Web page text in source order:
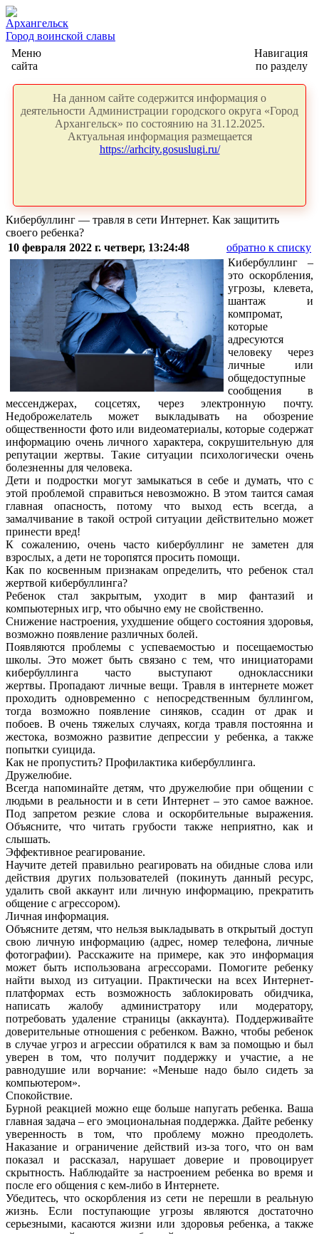
Архангельск
Город воинской славы
Меню
сайта
Навигация
по разделу
На данном сайте содержится информация о
деятельности Администрации городского округа «Город
Архангельск» по состоянию на 31.12.2025.
Актуальная информация размещается
https://arhcity.gosuslugi.ru/
Кибербуллинг — травля в сети Интернет. Как защитить
своего ребенка?
10 февраля 2022 г. четверг, 13:24:48
обратно к списку
Кибербуллинг –
это оскорбления,
угрозы, клевета,
шантаж и
компромат,
которые
адресуются
человеку через
личные или
общедоступные
сообщения в
мессенджерах, соцсетях, через электронную почту.
Недоброжелатель может выкладывать на обозрение
общественности фото или видеоматериалы, которые содержат
информацию очень личного характера, сокрушительную для
репутации жертвы. Такие ситуации психологически очень
болезненны для человека.
Дети и подростки могут замыкаться в себе и думать, что с
этой проблемой справиться невозможно. В этом таится самая
главная опасность, потому что выход есть всегда, а
замалчивание в такой острой ситуации действительно может
принести вред!
К сожалению, очень часто кибербуллинг не заметен для
взрослых, а дети не торопятся просить помощи.
Как по косвенным признакам определить, что ребенок стал
жертвой кибербуллинга?
Ребенок стал закрытым, уходит в мир фантазий и
компьютерных игр, что обычно ему не свойственно.
Снижение настроения, ухудшение общего состояния здоровья,
возможно появление различных болей.
Появляются проблемы с успеваемостью и посещаемостью
школы. Это может быть связано с тем, что инициаторами
кибербуллинга часто выступают одноклассники
жертвы.Пропадают личные вещи. Травля в интернете может
проходить одновременно с непосредственным буллингом,
тогда возможно появление синяков, ссадин от драк и
побоев. В очень тяжелых случаях, когда травля постоянна и
жестока, возможно развитие депрессии у ребенка, а также
попытки суицида.
Как не пропустить? Профилактика кибербуллинга.
Дружелюбие.
Всегда напоминайте детям, что дружелюбие при общении с
людьми в реальности и в сети Интернет – это самое важное.
Под запретом резкие слова и оскорбительные выражения.
Объясните, что читать грубости также неприятно, как и
слышать.
Эффективное реагирование.
Научите детей правильно реагировать на обидные слова или
действия других пользователей (покинуть данный ресурс,
удалить свой аккаунт или личную информацию, прекратить
общение с агрессором).
Личная информация.
Объясните детям, что нельзя выкладывать в открытый доступ
свою личную информацию (адрес, номер телефона, личные
фотографии). Расскажите на примере, как это информация
может быть использована агрессорами. Помогите ребенку
найти выход из ситуации. Практически на всех Интернет-
платформах есть возможность заблокировать обидчика,
написать жалобу администратору или модератору,
потребовать удаление страницы (аккаунта). Поддерживайте
доверительные отношения с ребенком. Важно, чтобы ребенок
в случае угроз и агрессии обратился к вам за помощью и был
уверен в том, что получит поддержку и участие, а не
равнодушие или ворчание: «Меньше надо было сидеть за
компьютером».
Спокойствие.
Бурной реакцией можно еще больше напугать ребенка. Ваша
главная задача – его эмоциональная поддержка. Дайте ребенку
уверенность в том, что проблему можно преодолеть.
Наказание и ограничение действий из-за того, что он вам
показал и рассказал, нарушает доверие и провоцирует
скрытность.Наблюдайте за настроением ребенка во время и
после его общения с кем-либо в Интернете.
Убедитесь, что оскорбления из сети не перешли в реальную
жизнь. Если поступающие угрозы являются достаточно
серьезными, касаются жизни или здоровья ребенка, а также